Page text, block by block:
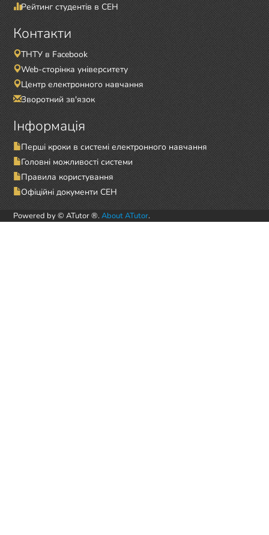
Рейтинг студентів в СЕН
Контакти
ТНТУ в Facebook
Web-сторінка університету
Центр електронного навчання
Зворотний зв'язок
Інформація
Перші кроки в системі електронного навчання
Головні можливості системи
Правила користування
Офіційні документи СЕН
Powered by © ATutor ®. About ATutor.